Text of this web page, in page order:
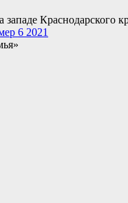
Краснодарского
6 2021